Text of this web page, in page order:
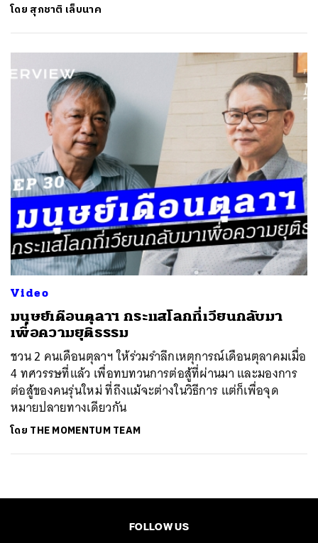
โดย สุภชาติ เล็บนาค
Video
มนุษย์เดือนตุลาฯ กระแสโลกที่เวียนกลับมา
เพื่อความยุติธรรม
ชวน 2 คนเดือนตุลาฯ ให้ร่วมรำลึกเหตุการณ์เดือนตุลาคมเมื่อ
4 ทศวรรษที่แล้ว เพื่อทบทวนการต่อสู้ที่ผ่านมา และมองการ
ต่อสู้ของคนรุ่นใหม่ ที่ถึงแม้จะต่างในวิธีการ แต่ก็เพื่อจุด
หมายปลายทางเดียวกัน
โดย THE MOMENTUM TEAM
FOLLOW US